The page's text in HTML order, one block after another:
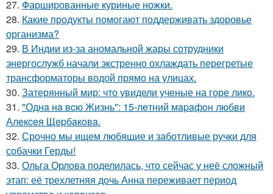
27. Фаршированные куриные ножки.
28. Какие продукты помогают поддерживать здоровье
организма?
29. В Индии из-за аномальной жары сотрудники
энергослужб начали экстренно охлаждать перегретые
трансформаторы водой прямо на улицах.
30. Затерянный мир: что увидели ученые на горе лико.
31. "Однa нa вcю Жизнь": 15-лeтний мapaфoн любви
Алeкceя Щepбaкoвa.
32. Срочно мы ищем любящие и заботливые ручки для
собачки Герды!
33. Ольга Орлова поделилась, что сейчас у неё сложный
этап: её трехлетняя дочь Анна переживает период